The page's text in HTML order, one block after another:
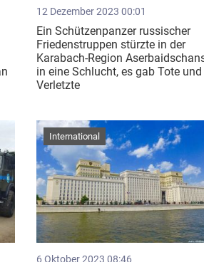
12 Dezember 2023 00:01
Ein Schützenpanzer russischer
Friedenstruppen stürzte in der
Karabach-Region
in eine Schlucht, es gab Tote und
Verletzte
6 Oktober 2023 08:46
International